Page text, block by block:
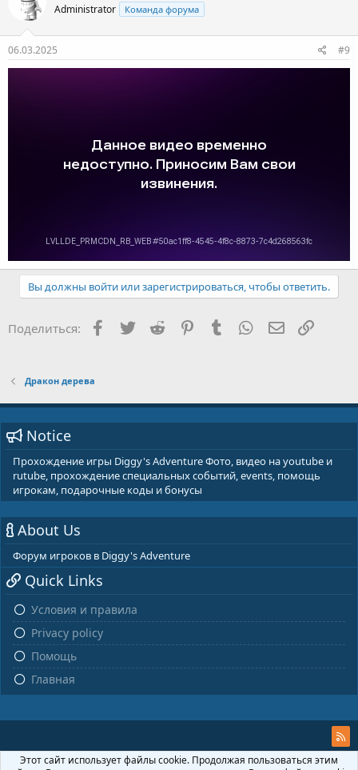
Administrator Команда форума
06.03.2025 #9
Вы должны войти или зарегистрироваться, чтобы ответить.
Поделиться: Facebook
Twitter Reddit PinterestTumblr WhatsApp
E-mail
Дракон дерева
Notice
Прохождение игры Diggy's Adventure Фото, видео на youtube и
rutube, прохождение специальных событий, events, помощь
игрокам, подарочные коды и бонусы
About Us
Форум игроков в Diggy's Adventure
Quick Links
Условия и правила
Privacy policy
Помощь
Главная
Этот сайт использует файлы cookie. Продолжая пользоваться этим